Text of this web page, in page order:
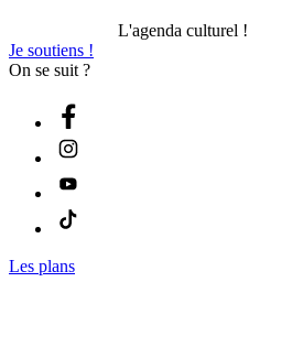
L'agenda culturel !
Je soutiens !
On se suit ?
Les plans